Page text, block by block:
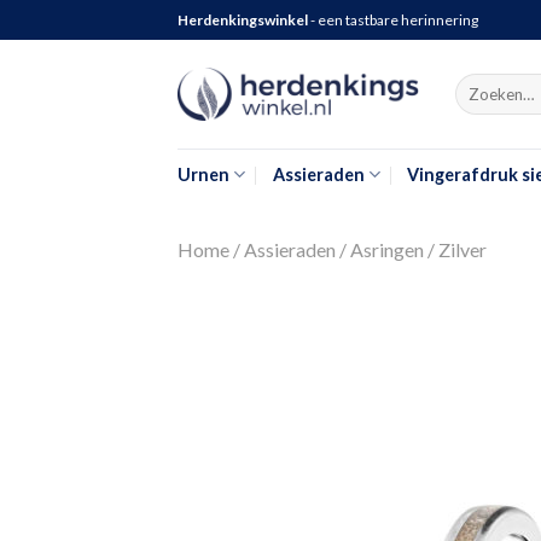
Herdenkingswinkel- een tastbare herinnering
Search
for:
Urnen Assieraden Vingerafdruk
Home / Assieraden / Asringen / Zilver